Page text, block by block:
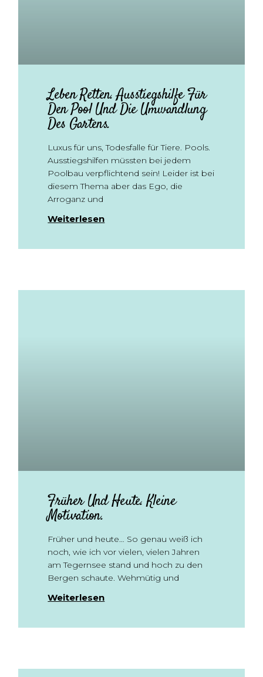
Leben Retten. Ausstiegshilfe Für
Den Pool Und Die Umwandlung
Des Gartens.
Luxus für uns, Todesfalle für Tiere. Pools.
Ausstiegshilfen müssten bei jedem
Poolbau verpflichtend sein! Leider ist bei
diesem Thema aber das Ego, die
Arroganz und
Weiterlesen
Früher Und Heute. Kleine
Motivation.
Früher und heute… So genau weiß ich
noch, wie ich vor vielen, vielen Jahren
am Tegernsee stand und hoch zu den
Bergen schaute. Wehmütig und
Weiterlesen